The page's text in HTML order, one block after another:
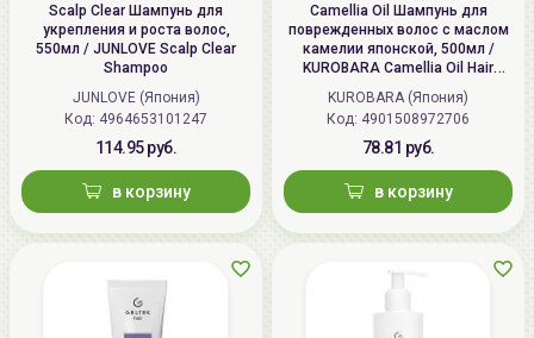
Scalp Clear Шампунь для
укрепления и роста волос,
550мл / JUNLOVE Scalp Clear
Shampoo
JUNLOVE (Япония)
Код: 4964653101247
114.95 руб.
в корзину
Camellia Oil Шампунь для
поврежденных волос с маслом
камелии японской, 500мл /
KUROBARA Camellia Oil Hair
Shampoo
KUROBARA (Япония)
Код: 4901508972706
78.81 руб.
в корзину